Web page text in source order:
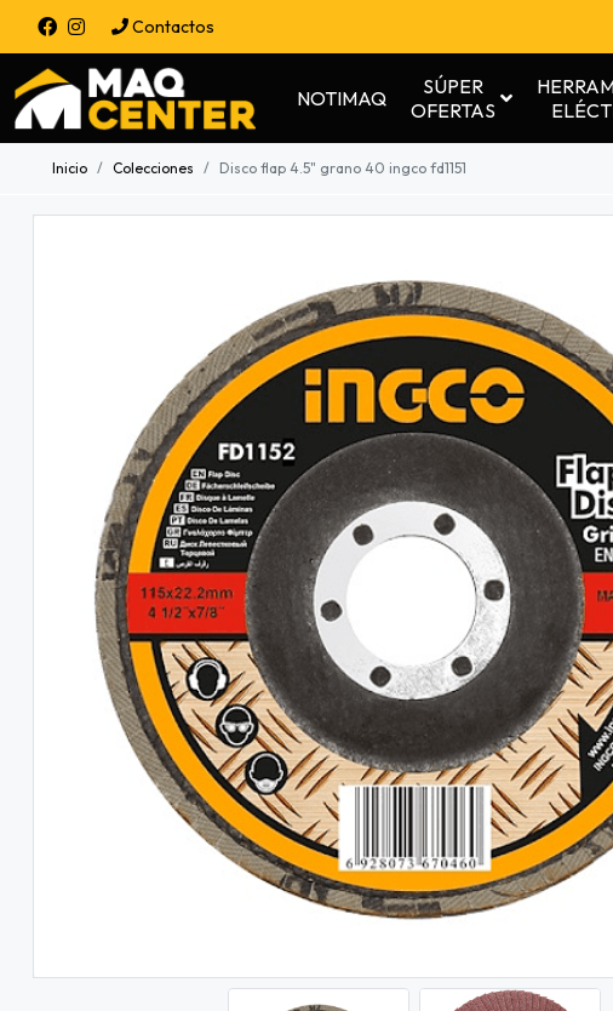
Contactos
NOTIMAQ
SÚPER
OFERTAS
Inicio Colecciones Disco flap 4.5" grano 40 ingco fd1151